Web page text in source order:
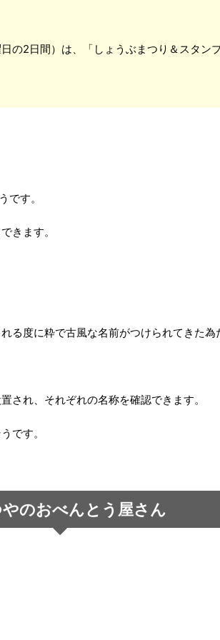
2日間）は、「しょうぶまつり＆スタン
です。
きます。
る度に粋で古風な名前がつけられてきた為
され、それぞれの名称を確認できます。
です。
のおべんとう屋さん